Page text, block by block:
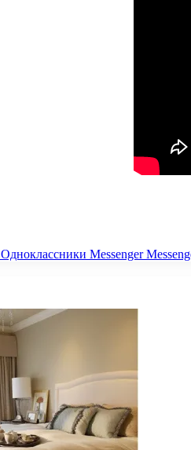
Одноклассники Messenger